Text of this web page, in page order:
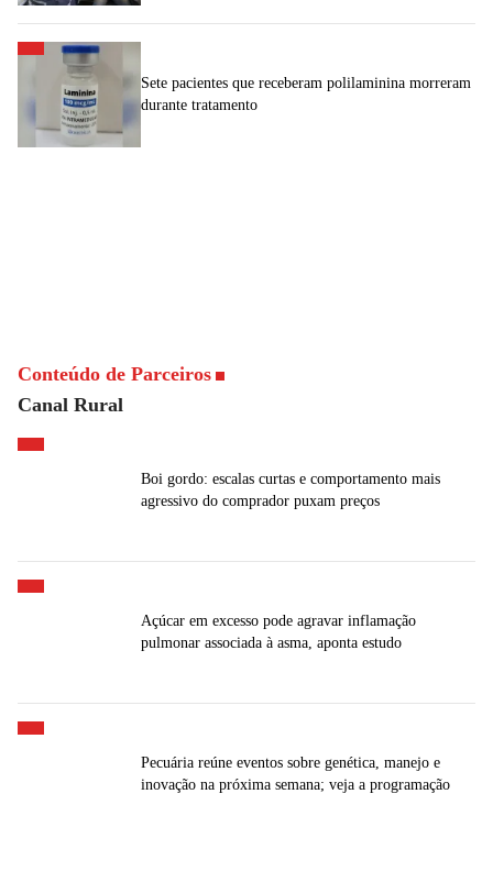
Sete pacientes que receberam polilaminina morreram
durante tratamento
Conteúdo de Parceiros
Canal Rural
Boi gordo: escalas curtas e comportamento mais
agressivo do comprador puxam preços
Açúcar em excesso pode agravar inflamação
pulmonar associada à asma, aponta estudo
Pecuária reúne eventos sobre genética, manejo e
inovação na próxima semana; veja a programação